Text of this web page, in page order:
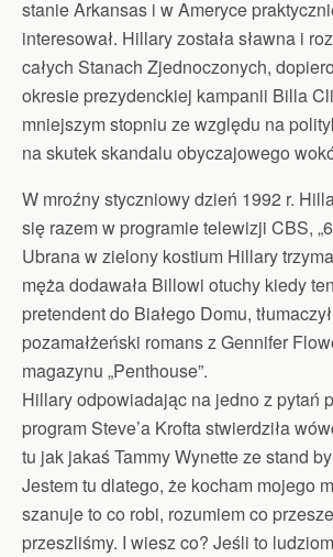
stanie Arkansas i w Ameryce
interesował. Hillary została sławna i
całych Stanach Zjednoczonych,
okresie prezydenckiej kampanii Billa
mniejszym stopniu ze względu na
na skutek skandalu obyczajowego
W mroźny styczniowy dzień 1992 r.
się razem w programie telewizji CBS,
Ubrana w zielony kostium Hillary
męża dodawała Billowi otuchy kiedy
pretendent do Białego Domu,
pozamałżeński romans z Gennifer
magazynu „Penthouse”.
Hillary odpowiadając na jedno z pytań
program Steve’a Krofta stwierdziła
tu jak jakaś Tammy Wynette ze stand
Jestem tu dlatego, że kocham mojego
szanuje to co robi, rozumiem co
przeszliśmy. I wiesz co? Jeśli to